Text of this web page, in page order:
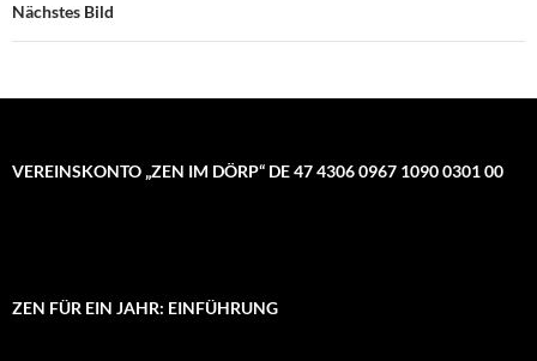
Nächstes Bild
VEREINSKONTO „ZEN IM DÖRP“ DE 47 4306 0967 1090 0301 00
ZEN FÜR EIN JAHR: EINFÜHRUNG